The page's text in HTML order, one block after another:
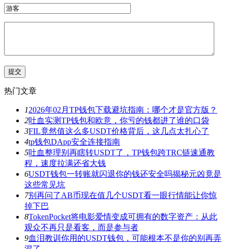
热门文章
12026年02月TP钱包下载避坑指南：哪个才是官方版？
2吐血实测TP钱包和欧意，你亏的钱都进了谁的口袋
3FIL竟然值这么多USDT价格背后，这几点太扎心了
4tp钱包DApp安全连接指南
5吐血整理别再瞎转USDT了，TP钱包跨TRC链速通教
程，速度拉满还省大钱
6USDT钱包一转账就闪退你的钱还安全吗揭秘元凶竟是
这些常见坑
7别再问了AB币现在值几个USDT看一眼行情能让你惊
掉下巴
8TokenPocket将电影爱情变成可拥有的数字资产：从此
观众不再只是看客，而是参与者
9血泪教训你用的USDT钱包，可能根本不是你的别再弄